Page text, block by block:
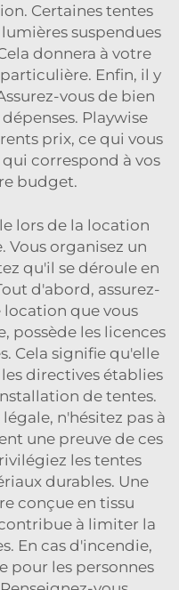
Certaines tentes
suspendues
donnera à votre
Enfin, il y
vous de bien
Playwise
prix, ce qui vous
correspond à vos
budget.
lors de la location
Vous organisez un
qu'il se déroule en
d'abord, assurez-
que vous
possède les licences
Cela signifie qu'elle
directives établies
de tentes.
n'hésitez pas à
une preuve de ces
les tentes
durables. Une
conçue en tissu
à limiter la
En cas d'incendie,
pour les personnes